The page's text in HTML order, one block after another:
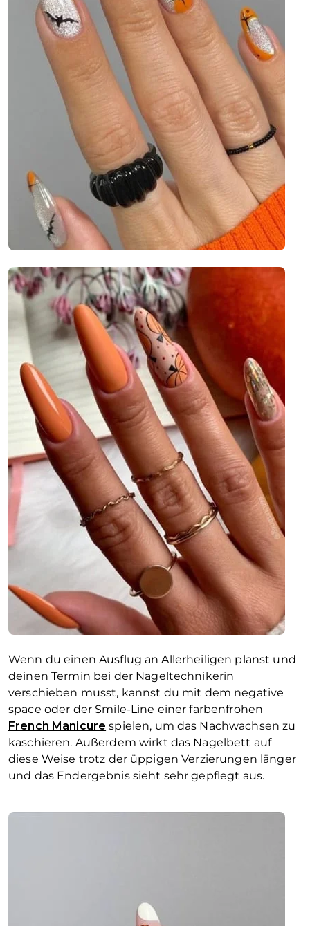
Wenn du einen Ausflug an Allerheiligen planst und
deinen Termin bei der Nageltechnikerin
verschieben musst, kannst du mit dem negative
space oder der Smile-Line einer farbenfrohen
French Manicure spielen, um das Nachwachsen zu
kaschieren. Außerdem wirkt das Nagelbett auf
diese Weise trotz der üppigen Verzierungen länger
und das Endergebnis sieht sehr gepflegt aus.